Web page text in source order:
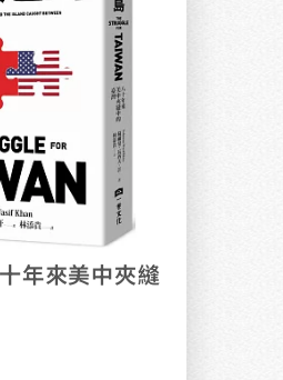
年來美中夾縫